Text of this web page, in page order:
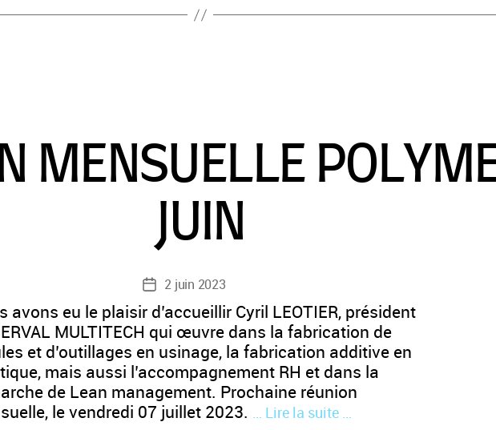
MENSUELLE
JUIN
Date
de
l’article
2 juin 2023
avons eu le plaisir d’accueillir Cyril LEOTIER, président
MULTITECH qui œuvre dans la fabrication de
et d’outillages en usinage, la fabrication additive en
mais aussi l’accompagnement RH et dans la
de Lean management. Prochaine réunion
le vendredi 07 juillet 2023. … Lire la suite …